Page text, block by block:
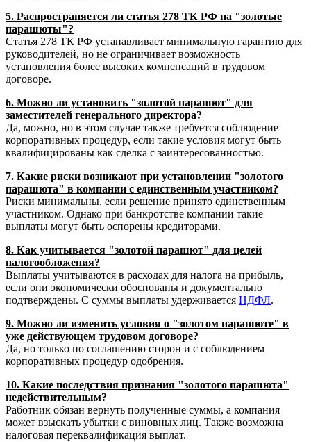
5. Распространяется ли статья 278 ТК РФ на "золотые
парашюты"?
Статья 278 ТК РФ устанавливает минимальную гарантию для
руководителей, но не ограничивает возможность
установления более высоких компенсаций в трудовом
договоре.
6. Можно ли установить "золотой парашют" для
заместителей генерального директора?
Да, можно, но в этом случае также требуется соблюдение
корпоративных процедур, если такие условия могут быть
квалифицированы как сделка с заинтересованностью.
7. Какие риски возникают при установлении "золотого
парашюта" в компании с единственным участником?
Риски минимальны, если решение принято единственным
участником. Однако при банкротстве компании такие
выплаты могут быть оспорены кредиторами.
8. Как учитывается "золотой парашют" для целей
налогообложения?
Выплаты учитываются в расходах для налога на прибыль,
если они экономически обоснованы и документально
подтверждены. С суммы выплаты удерживается НДФЛ.
9. Можно ли изменить условия о "золотом парашюте" в
уже действующем трудовом договоре?
Да, но только по соглашению сторон и с соблюдением
корпоративных процедур одобрения.
10. Какие последствия признания "золотого парашюта"
недействительным?
Работник обязан вернуть полученные суммы, а компания
может взыскать убытки с виновных лиц. Также возможна
налоговая переквалификация выплат.